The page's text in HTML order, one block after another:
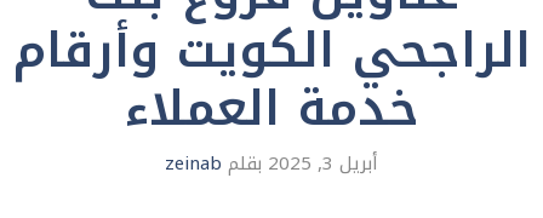
الراجحي الكويت وأرقام
خدمة العملاء
أبريل 3, 2025 بقلم zeinab